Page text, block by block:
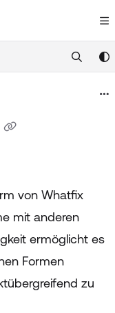
https://
von Whatfix
mit anderen
ermöglicht es
Formen
zu